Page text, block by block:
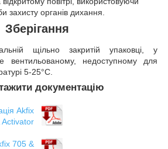
захисту органів дихання.
Зберігання
щільно закритій упаковці, у
вентильованому, недоступному для
5-25°C.
документацію
Akfix
Activator
705 &